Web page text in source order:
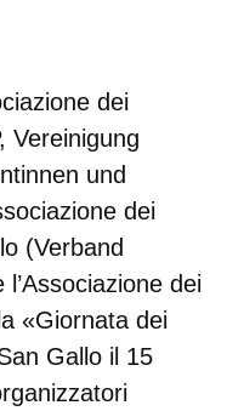
dei
Vereinigung
und
dei
(Verband
dei
«Giornata dei
Gallo il 15